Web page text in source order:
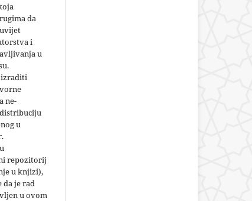
da
i
u
ne-
u
repozitorij
u knjizi),
da je rad
u ovom